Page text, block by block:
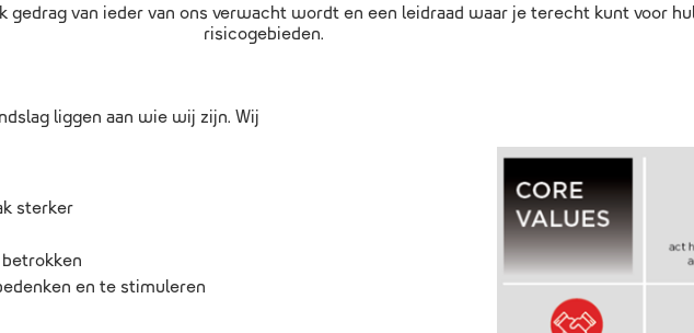
gedrag van ieder van ons verwacht wordt en een leidraad waar je terecht kunt voor
risicogebieden.
liggen aan wie wij zijn. Wij
sterker
en te stimuleren